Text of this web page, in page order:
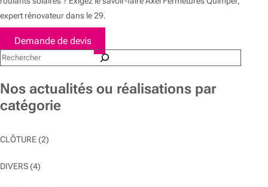
expert rénovateur dans le 29.
Demande de devis
Rechercher
Nos actualités ou réalisations par
catégorie
CLÔTURE(2)
DIVERS(4)